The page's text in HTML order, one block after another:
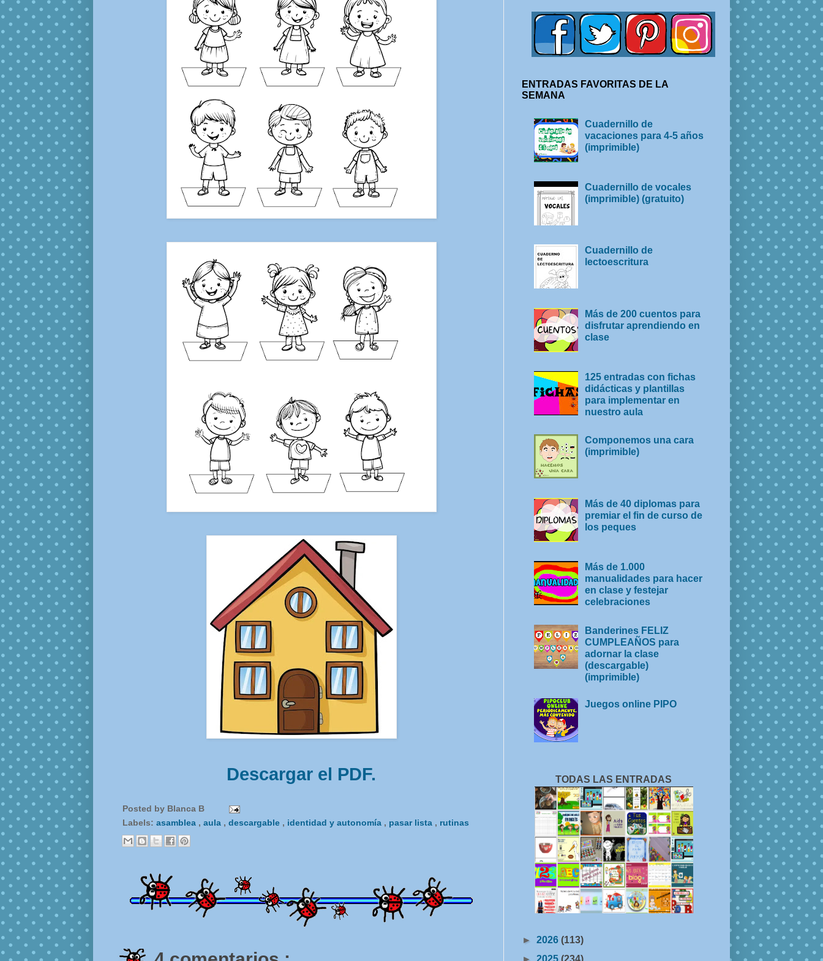
Descargar el PDF.
Posted by Blanca B
Labels: asamblea , aula , descargable , identidad y autonomía , pasar lista , rutinas
ENTRADAS FAVORITAS DE LA
SEMANA
Cuadernillo de
vacaciones para 4-5 años
(imprimible)
Cuadernillo de vocales
(imprimible) (gratuito)
Cuadernillo de
lectoescritura
Más de 200 cuentos para
disfrutar aprendiendo en
clase
125 entradas con fichas
didácticas y plantillas
para implementar en
nuestro aula
Componemos una cara
(imprimible)
Más de 40 diplomas para
premiar el fin de curso de
los peques
Más de 1.000
manualidades para hacer
en clase y festejar
celebraciones
Banderines FELIZ
CUMPLEAÑOS para
adornar la clase
(descargable)
(imprimible)
Juegos online PIPO
TODAS LAS ENTRADAS
► 2026 (113)